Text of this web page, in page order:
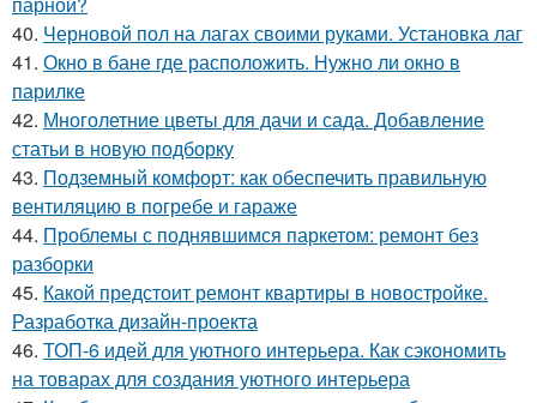
40. Черновой пол на лагах своими руками. Установка лаг
41. Окно в бане где расположить. Нужно ли окно в
парилке
42. Многолетние цветы для дачи и сада. Добавление
статьи в новую подборку
43. Подземный комфорт: как обеспечить правильную
вентиляцию в погребе и гараже
44. Проблемы с поднявшимся паркетом: ремонт без
разборки
45. Какой предстоит ремонт квартиры в новостройке.
Разработка дизайн-проекта
46. ТОП-6 идей для уютного интерьера. Как сэкономить
на товарах для создания уютного интерьера